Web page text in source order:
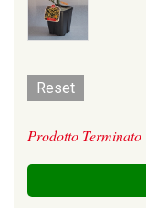
Reset
Prodotto Terminato